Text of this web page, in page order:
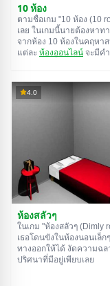
10 ห้อง
ตามชื่อเกม "10 ห้อง (10
เลย ในเกมนี้นายต้องหาท
จากห้อง 10 ห้องในคฤหา
แต่ละ ห้องออนไลน์ จะมีค
อีกห้องนึง เป็นแบบนี้ไปเรื่
ห้องที่สิบ ลองเคลียร์ให้คร
4.0
ห้องสลัวๆ
ในเกม "ห้องสลัวๆ (Dimly
เธอโดนขังในห้องนอนเล็ก
ทางออกให้ได้ งัดความฉ
ปริศนาที่มีอยู่เพียบเลย